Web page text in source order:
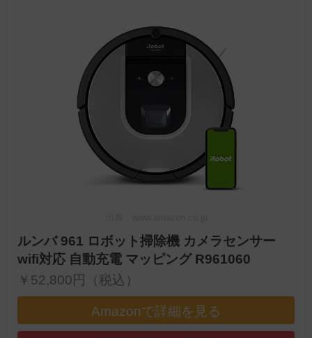
ルンバ 961 ロボット掃除機 カメラセンサー
wifi対応 自動充電 マッピング R961060
￥52,800円（税込）
Amazonで詳細を見る